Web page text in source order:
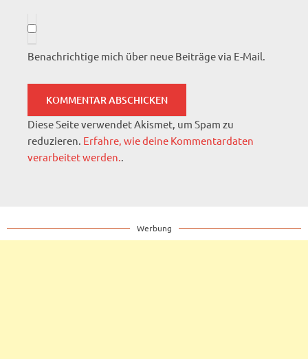
Benachrichtige mich über neue Beiträge via E-Mail.
Diese Seite verwendet Akismet, um Spam zu
reduzieren. Erfahre, wie deine Kommentardaten
verarbeitet werden..
Werbung